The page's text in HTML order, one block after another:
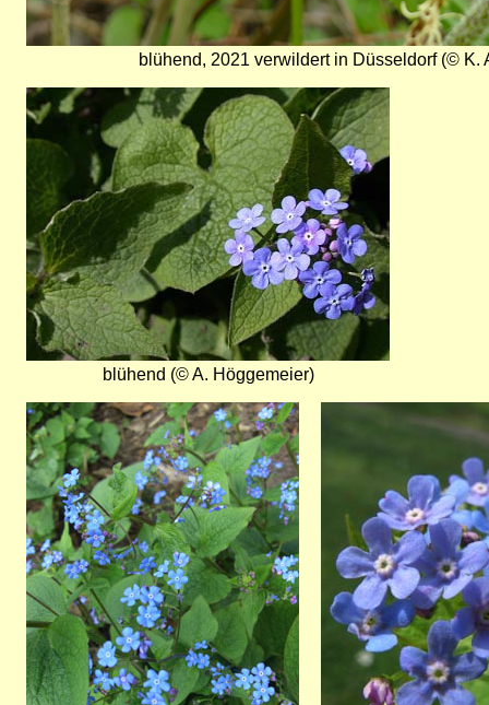
blühend, 2021 verwildert in Düsseldorf (© K.
Bild
blühend (© A. Höggemeier)
Bild